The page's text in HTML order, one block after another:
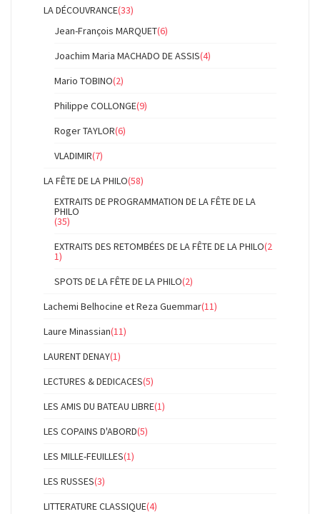
LA DÉCOUVRANCE(33)
Jean-François MARQUET(6)
Joachim Maria MACHADO DE ASSIS(4)
Mario TOBINO(2)
Philippe COLLONGE(9)
Roger TAYLOR(6)
VLADIMIR(7)
LA FÊTE DE LA PHILO(58)
EXTRAITS DE PROGRAMMATION DE LA FÊTE DE LA
PHILO
(35)
EXTRAITS DES RETOMBÉES DE LA FÊTE DE LA PHILO(2
1)
SPOTS DE LA FÊTE DE LA PHILO(2)
Lachemi Belhocine et Reza Guemmar(11)
Laure Minassian(11)
LAURENT DENAY(1)
LECTURES & DEDICACES(5)
LES AMIS DU BATEAU LIBRE(1)
LES COPAINS D'ABORD(5)
LES MILLE-FEUILLES(1)
LES RUSSES(3)
LITTERATURE CLASSIQUE(4)